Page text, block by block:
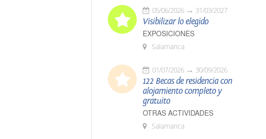
05/06/2026 31/03/2027
Visibilizar lo elegido
EXPOSICIONES
Salamanca
01/07/2026 30/09/2026
122 Becas de residencia con
alojamiento completo y
gratuito
OTRAS ACTIVIDADES
Salamanca